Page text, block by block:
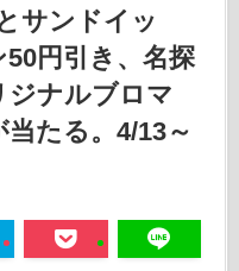
サンドイッ
円引き、名探
ジナルブロマ
たる。4/13～